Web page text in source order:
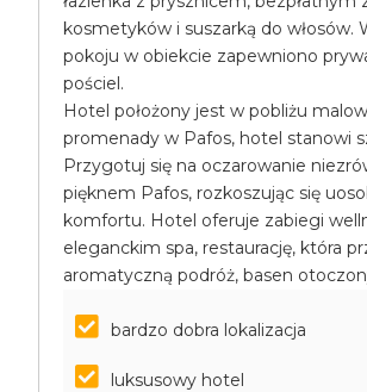
kosmetyków i suszarką do włosów.
pokoju w obiekcie zapewniono
pościel.
Hotel położony jest w pobliżu
promenady w Pafos, hotel stanowi
Przygotuj się na oczarowanie
pięknem Pafos, rozkoszując się
komfortu. Hotel oferuje zabiegi
eleganckim spa, restaurację, która
aromatyczną podróż, basen
bardzo dobra lokalizacja
luksusowy hotel